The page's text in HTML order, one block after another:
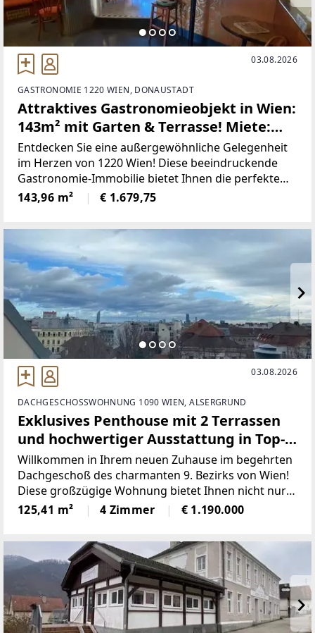
03.08.2026
GASTRONOMIE 1220 WIEN, DONAUSTADT
Attraktives Gastronomieobjekt in Wien:
143m² mit Garten & Terrasse! Miete:
1.938,88 €
Entdecken Sie eine außergewöhnliche Gelegenheit
im Herzen von 1220 Wien! Diese beeindruckende
Gastronomie-Immobilie bietet Ihnen die perfekte
Bühne, um Ihre kulinarischen Träume zu
verwirklichen. Mit einer großzügigen Fläche von
143,96 m² € 1.679,75
03.08.2026
DACHGESCHOSSWOHNUNG 1090 WIEN, ALSERGRUND
Exklusives Penthouse mit 2 Terrassen
und hochwertiger Ausstattung in Top-
Lage Wien 1090!
Willkommen in Ihrem neuen Zuhause im begehrten
Dachgeschoß des charmanten 9. Bezirks von Wien!
Diese großzügige Wohnung bietet Ihnen nicht nur
eine optimale Lage, sondern auch eine einzigartige
Ausstattung und einen traumhaften Ausblick über
125,41 m² 4 Zimmer € 1.190.000